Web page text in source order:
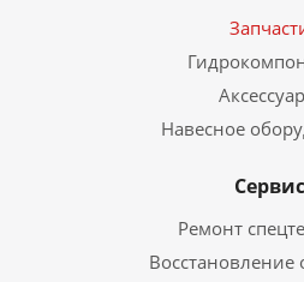
Навесное
Сервис
Ремонт
Восстановление